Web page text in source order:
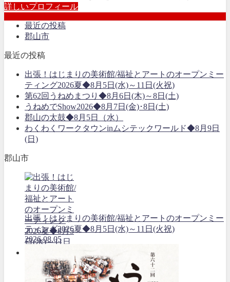
詳しいプロフィール
最近の投稿
郡山市
最近の投稿
出張！はじまりの美術館/福祉とアートのオープンミー
ティング2026夏◆8月5日(水)～11日(火祝)
第62回うねめまつり◆8月6日(木)～8日(土)
うねめでShow2026◆8月7日(金)･8日(土)
郡山の太鼓◆8月5日（水）
わくわくワークタウンinムシテックワールド◆8月9日
(日)
郡山市
出張！はじまりの美術館/福祉とアートのオープンミー
ティング2026夏◆8月5日(水)～11日(火祝)
2026.08.05